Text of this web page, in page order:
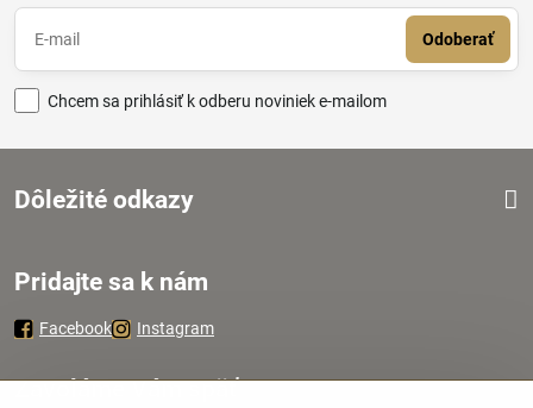
Odoberať
Chcem sa prihlásiť k odberu noviniek e-mailom
Dôležité odkazy
Pridajte sa k nám
Facebook Instagram
Zavoláme Vám späť